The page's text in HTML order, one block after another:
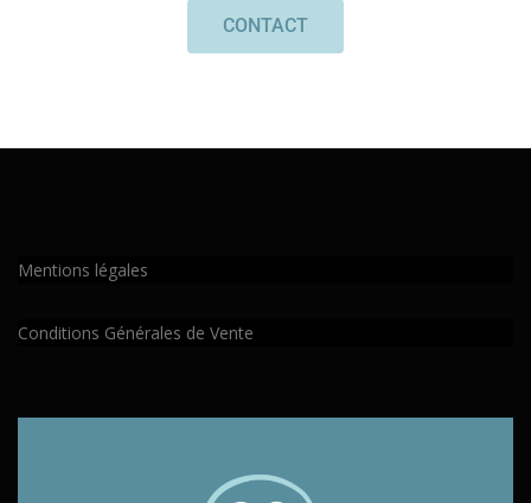
CONTACT
Mentions légales
Conditions Générales de Vente